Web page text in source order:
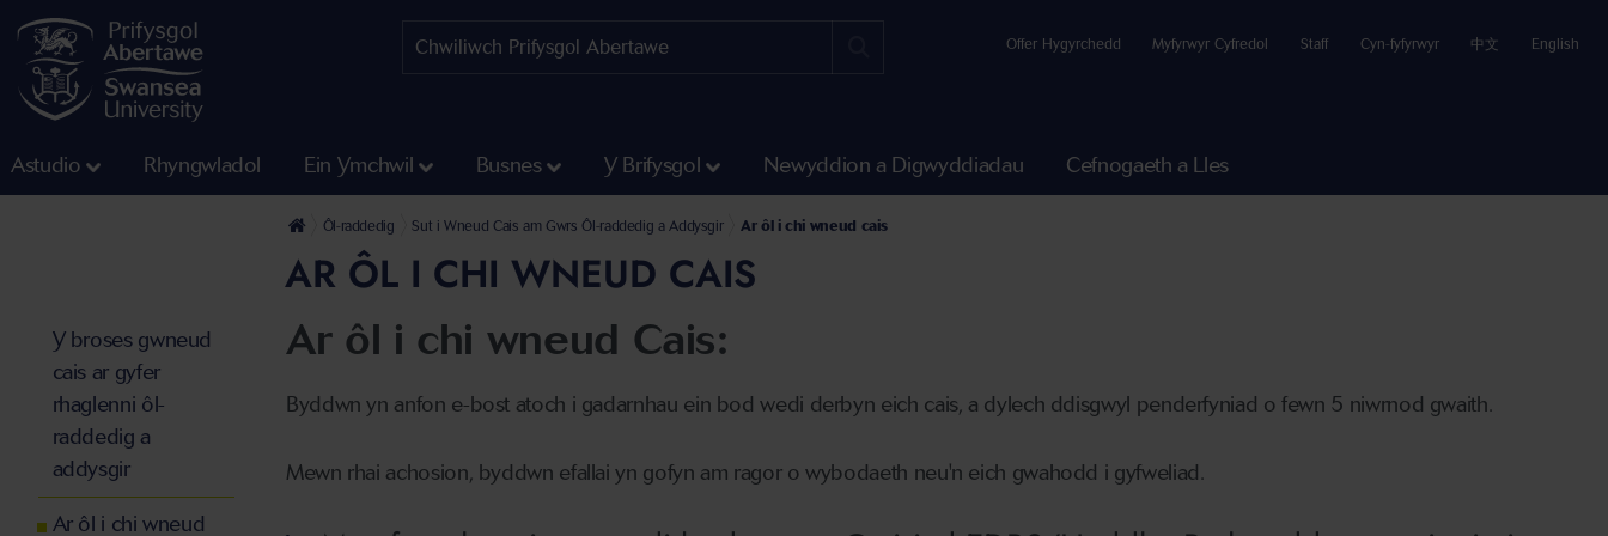
Offer Hygyrchedd Myfyrwyr Cyfredol Staff Cyn-fyfyrwyr 中文 English
Astudio Rhyngwladol Ein Ymchwil Busnes Y Brifysgol Newyddion a Digwyddiadau Cefnogaeth a Lles
Ôl-raddedig Sut i Wneud Cais am Gwrs Ôl-raddedig a Addysgir Ar ôl i chi wneud cais
AR ÔL I CHI WNEUD CAIS
Ar ôl i chi wneud Cais:
Byddwn yn anfon e-bost atoch i gadarnhau ein bod wedi derbyn eich cais, a dylech ddisgwyl penderfyniad o fewn 5 niwrnod gwaith.
Mewn rhai achosion, byddwn efallai yn gofyn am ragor o wybodaeth neu'n eich gwahodd i gyfweliad.
Y broses gwneud
cais ar gyfer
rhaglenni ôl-
raddedig a
addysgir
Ar ôl i chi wneud